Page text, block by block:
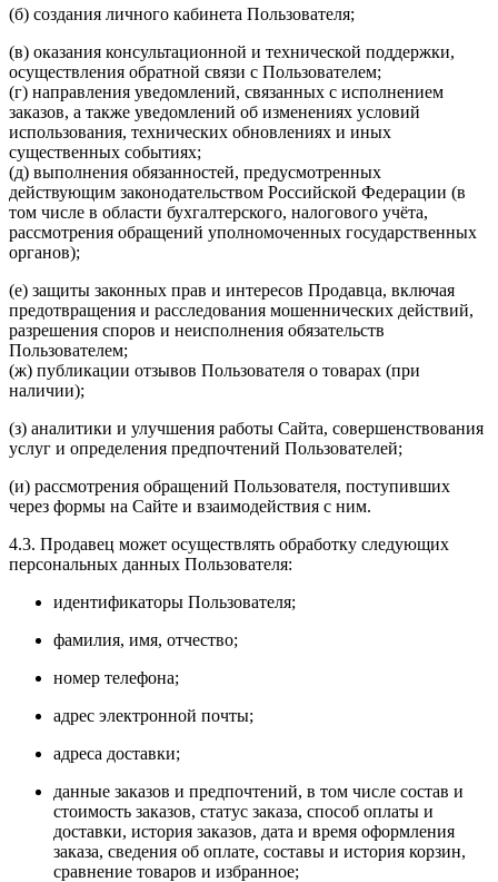
(б) создания личного кабинета Пользователя;
(в) оказания консультационной и технической поддержки,
осуществления обратной связи с Пользователем;
(г) направления уведомлений, связанных с исполнением
заказов, а также уведомлений об изменениях условий
использования, технических обновлениях и иных
существенных событиях;
(д) выполнения обязанностей, предусмотренных
действующим законодательством Российской Федерации (в
том числе в области бухгалтерского, налогового учёта,
рассмотрения обращений уполномоченных государственных
органов);
(е) защиты законных прав и интересов Продавца, включая
предотвращения и расследования мошеннических действий,
разрешения споров и неисполнения обязательств
Пользователем;
(ж) публикации отзывов Пользователя о товарах (при
наличии);
(з) аналитики и улучшения работы Сайта, совершенствования
услуг и определения предпочтений Пользователей;
(и) рассмотрения обращений Пользователя, поступивших
через формы на Сайте и взаимодействия с ним.
4.3. Продавец может осуществлять обработку следующих
персональных данных Пользователя:
идентификаторы Пользователя;
фамилия, имя, отчество;
номер телефона;
адрес электронной почты;
адреса доставки;
данные заказов и предпочтений, в том числе состав и
стоимость заказов, статус заказа, способ оплаты и
доставки, история заказов, дата и время оформления
заказа, сведения об оплате, составы и история корзин,
сравнение товаров и избранное;